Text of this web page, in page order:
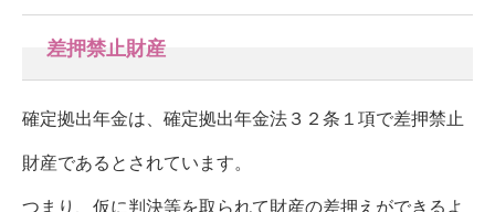
差押禁止財産
確定拠出年金は、確定拠出年金法３２条１項で差押禁止
財産であるとされています。
つまり、仮に判決等を取られて財産の差押えができるよ